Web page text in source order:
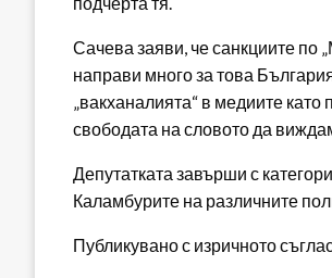
Сачева заяви, че санкциите по
направи много за това
„вакханалията“ в медиите
свободата на словото да
Депутатката завърши с
Каламбурите на различните
Публикувано с изричното